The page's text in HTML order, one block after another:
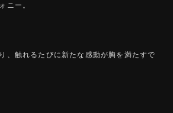
ニー。
、触れるたびに新たな感動が胸を満たすで